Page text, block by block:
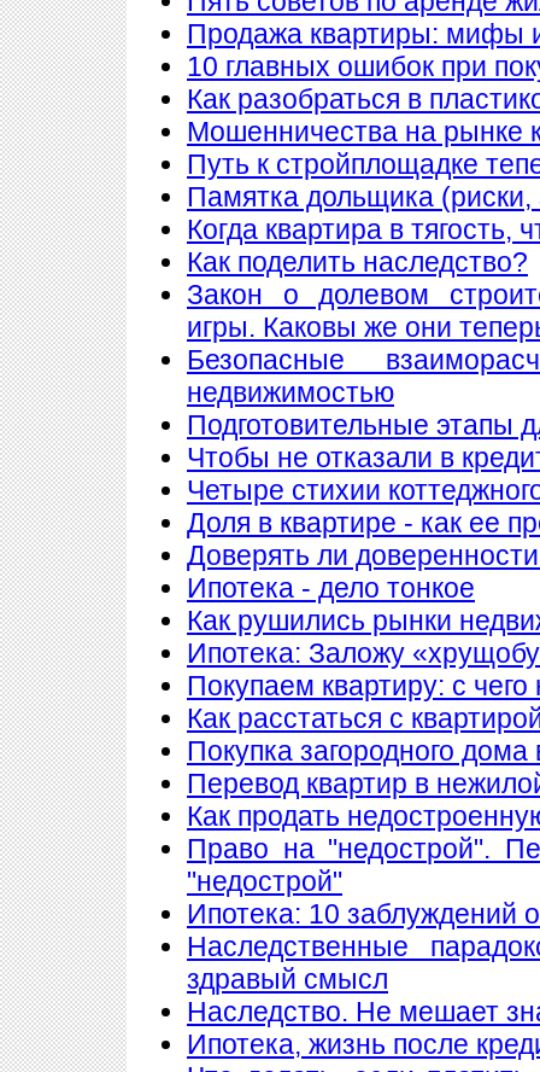
Продажа квартиры: мифы
10 главных ошибок при
Как разобраться в
Мошенничества на рынке
Путь к стройплощадке
Памятка дольщика (риски,
Когда квартира в тягость,
Как поделить наследство?
Закон о долевом
игры. Каковы же они
Безопасные
недвижимостью
Подготовительные этапы
Чтобы не отказали в
Четыре стихии
Доля в квартире - как ее
Доверять ли
Ипотека - дело тонкое
Как рушились рынки
Ипотека: Заложу
Покупаем квартиру: с чего
Как расстаться с
Покупка загородного дома
Перевод квартир в
Как продать
Право на "недострой".
"недострой"
Ипотека: 10 заблуждений
Наследственные
здравый смысл
Наследство. Не мешает
Ипотека, жизнь после